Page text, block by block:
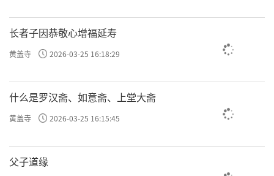
长者子因恭敬心增福延寿
黄盖寺 2026-03-25 16:18:29
什么是罗汉斋、如意斋、上堂大斋
黄盖寺 2026-03-25 16:15:45
父子道缘